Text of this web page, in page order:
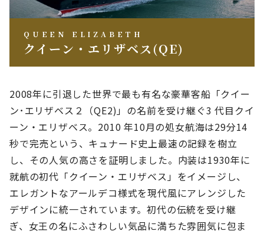
QUEEN ELIZABETH
クイーン・エリザベス(QE)
2008年に引退した世界で最も有名な豪華客船「クイー
ン･エリザベス２（QE2)」の名前を受け継ぐ3 代目クイ
ーン・エリザベス。2010 年10月の処女航海は29分14
秒で完売という、キュナード史上最速の記録を樹立
し、その人気の高さを証明しました。内装は1930年に
就航の初代「クイーン・エリザベス」をイメージし、
エレガントなアールデコ様式を現代風にアレンジした
デザインに統一されています。初代の伝統を受け継
ぎ、女王の名にふさわしい気品に満ちた雰囲気に包ま